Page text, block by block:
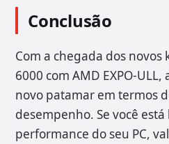
Conclusão
Com a chegada dos novos
6000 com AMD EXPO-
novo patamar em termos
desempenho. Se você
performance do seu PC,